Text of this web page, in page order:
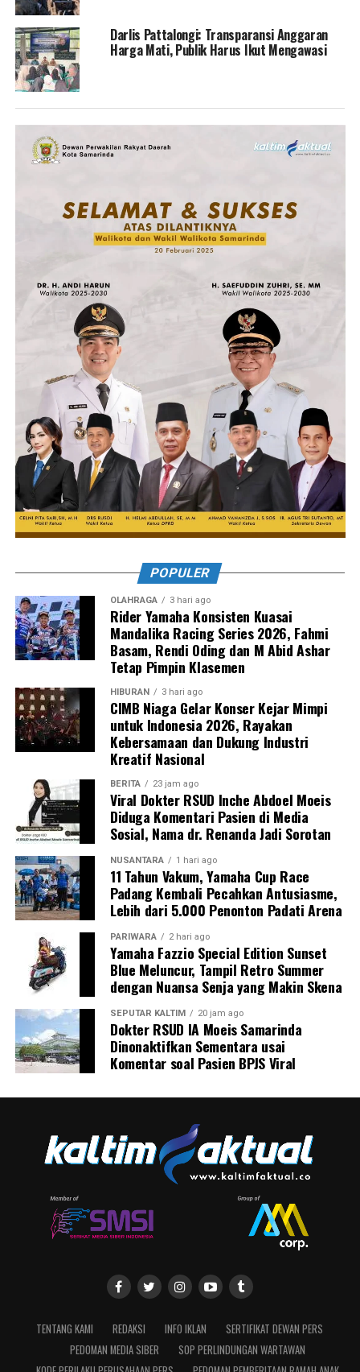
Darlis Pattalongi: Transparansi Anggaran
Harga Mati, Publik Harus Ikut Mengawasi
POPULER
OLAHRAGA 3 hari ago
Rider Yamaha Konsisten Kuasai
Mandalika Racing Series 2026, Fahmi
Basam, Rendi Oding dan M Abid Ashar
Tetap Pimpin Klasemen
HIBURAN 3 hari ago
CIMB Niaga Gelar Konser Kejar Mimpi
untuk Indonesia 2026, Rayakan
Kebersamaan dan Dukung Industri
Kreatif Nasional
BERITA 23 jam ago
Viral Dokter RSUD Inche Abdoel Moeis
Diduga Komentari Pasien di Media
Sosial, Nama dr. Renanda Jadi Sorotan
NUSANTARA 1 hari ago
11 Tahun Vakum, Yamaha Cup Race
Padang Kembali Pecahkan Antusiasme,
Lebih dari 5.000 Penonton Padati Arena
PARIWARA 2 hari ago
Yamaha Fazzio Special Edition Sunset
Blue Meluncur, Tampil Retro Summer
dengan Nuansa Senja yang Makin Skena
SEPUTAR KALTIM 20 jam ago
Dokter RSUD IA Moeis Samarinda
Dinonaktifkan Sementara usai
Komentar soal Pasien BPJS Viral
TENTANG KAMI REDAKSI INFO IKLAN
SERTIFIKAT DEWAN PERS
PEDOMAN MEDIA SIBER
SOP PERLINDUNGAN WARTAWAN